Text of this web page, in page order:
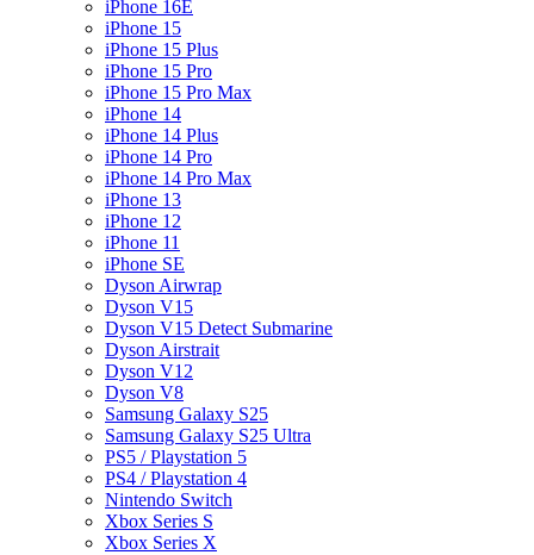
iPhone 16E
iPhone 15
iPhone 15 Plus
iPhone 15 Pro
iPhone 15 Pro Max
iPhone 14
iPhone 14 Plus
iPhone 14 Pro
iPhone 14 Pro Max
iPhone 13
iPhone 12
iPhone 11
iPhone SE
Dyson Airwrap
Dyson V15
Dyson V15 Detect Submarine
Dyson Airstrait
Dyson V12
Dyson V8
Samsung Galaxy S25
Samsung Galaxy S25 Ultra
PS5 / Playstation 5
PS4 / Playstation 4
Nintendo Switch
Xbox Series S
Xbox Series X